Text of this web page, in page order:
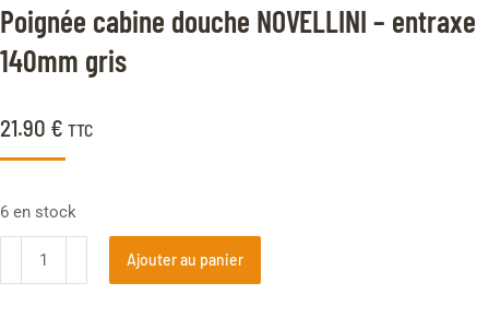
Poignée cabine douche NOVELLINI – entraxe
140mm gris
21.90 € TTC
6 en stock
Ajouter au panier